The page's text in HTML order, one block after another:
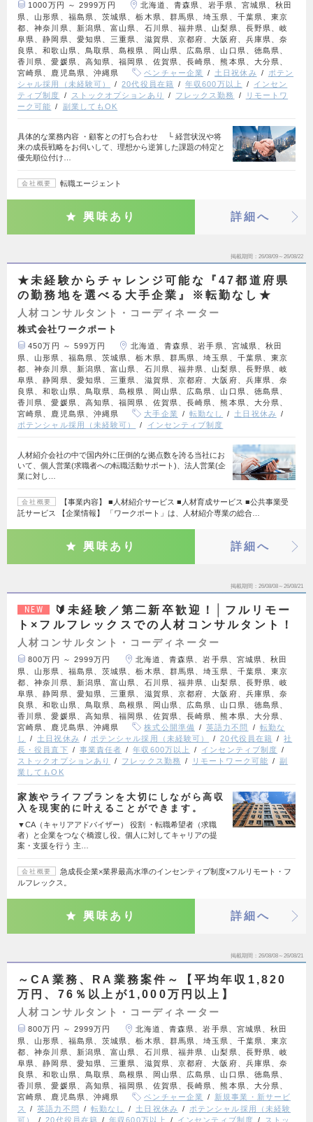
1000万円 ～ 2999万円
北海道、青森県、岩手県、宮城県、秋田
県、山形県、福島県、茨城県、栃木県、群馬県、埼玉県、千葉県、東京
都、神奈川県、新潟県、富山県、石川県、福井県、山梨県、長野県、岐
阜県、静岡県、愛知県、三重県、滋賀県、京都府、大阪府、兵庫県、奈
良県、和歌山県、鳥取県、島根県、岡山県、広島県、山口県、徳島県、
香川県、愛媛県、高知県、福岡県、佐賀県、長崎県、熊本県、大分県、
宮崎県、鹿児島県、沖縄県
ベンチャー企業 土日祝休み
ポテン
シャル採用（未経験可）
20代役員在籍 年収600万以上
インセン
ティブ制度
ストックオプションあり フレックス勤務
リモートワ
ーク可能
副業してもOK
具体的な業務内容 ・顧客との打ち合わせ └ 経営状況や将
来の成長戦略をお伺いして、理想から逆算した課題の特定と
優先順位付け…
会社概要 転職エージェント
興味あり 詳細へ
掲載期間 26/08/09～26/08/22
★未経験からチャレンジ可能な『47都道府県
の勤務地を選べる大手企業』※転勤なし★
人材コンサルタント・コーディネーター
株式会社ワークポート
450万円 ～ 599万円
北海道、青森県、岩手県、宮城県、秋田
県、山形県、福島県、茨城県、栃木県、群馬県、埼玉県、千葉県、東京
都、神奈川県、新潟県、富山県、石川県、福井県、山梨県、長野県、岐
阜県、静岡県、愛知県、三重県、滋賀県、京都府、大阪府、兵庫県、奈
良県、和歌山県、鳥取県、島根県、岡山県、広島県、山口県、徳島県、
香川県、愛媛県、高知県、福岡県、佐賀県、長崎県、熊本県、大分県、
宮崎県、鹿児島県、沖縄県
大手企業 転勤なし
土日祝休み
ポテンシャル採用（未経験可）
インセンティブ制度
⼈材紹介会社の中で国内外に圧倒的な拠点数を誇る当社にお
いて、個⼈営業(求職者への転職活動サポート)、法⼈営業(企
業に対し…
会社概要
【事業内容】 ■人材紹介サービス ■人材育成サービス ■公共事業受
託サービス 【企業情報】 「ワークポート」は、人材紹介専業の総合…
興味あり 詳細へ
掲載期間 26/08/08～26/08/21
NEW
🔰未経験／第二新卒歓迎！│フルリモー
ト×フルフレックスでの人材コンサルタント！
人材コンサルタント・コーディネーター
800万円 ～ 2999万円
北海道、青森県、岩手県、宮城県、秋田
県、山形県、福島県、茨城県、栃木県、群馬県、埼玉県、千葉県、東京
都、神奈川県、新潟県、富山県、石川県、福井県、山梨県、長野県、岐
阜県、静岡県、愛知県、三重県、滋賀県、京都府、大阪府、兵庫県、奈
良県、和歌山県、鳥取県、島根県、岡山県、広島県、山口県、徳島県、
香川県、愛媛県、高知県、福岡県、佐賀県、長崎県、熊本県、大分県、
宮崎県、鹿児島県、沖縄県
株式公開準備 英語力不問
転勤な
し
土日祝休み ポテンシャル採用（未経験可） 20代役員在籍
社
長・役員直下
事業責任者 年収600万以上
インセンティブ制度
ストックオプションあり
フレックス勤務 リモートワーク可能
副
業してもOK
家族やライフプランを大切にしながら高収
入を現実的に叶えることができます。
▼CA（キャリアアドバイザー） 役割 ・転職希望者（求職
者）と企業をつなぐ橋渡し役。個人に対してキャリアの提
案・支援を行う 主…
会社概要
急成長企業×業界最高水準のインセンティブ制度×フルリモート・フ
ルフレックス。
興味あり 詳細へ
掲載期間 26/08/08～26/08/21
～CA業務、RA業務案件～【平均年収1,820
万円、76％以上が1,000万円以上】
人材コンサルタント・コーディネーター
800万円 ～ 2999万円
北海道、青森県、岩手県、宮城県、秋田
県、山形県、福島県、茨城県、栃木県、群馬県、埼玉県、千葉県、東京
都、神奈川県、新潟県、富山県、石川県、福井県、山梨県、長野県、岐
阜県、静岡県、愛知県、三重県、滋賀県、京都府、大阪府、兵庫県、奈
良県、和歌山県、鳥取県、島根県、岡山県、広島県、山口県、徳島県、
香川県、愛媛県、高知県、福岡県、佐賀県、長崎県、熊本県、大分県、
宮崎県、鹿児島県、沖縄県
ベンチャー企業
新規事業・新サービ
ス
英語力不問 転勤なし 土日祝休み
ポテンシャル採用（未経験
可）
20代役員在籍 年収600万以上 インセンティブ制度 ストッ